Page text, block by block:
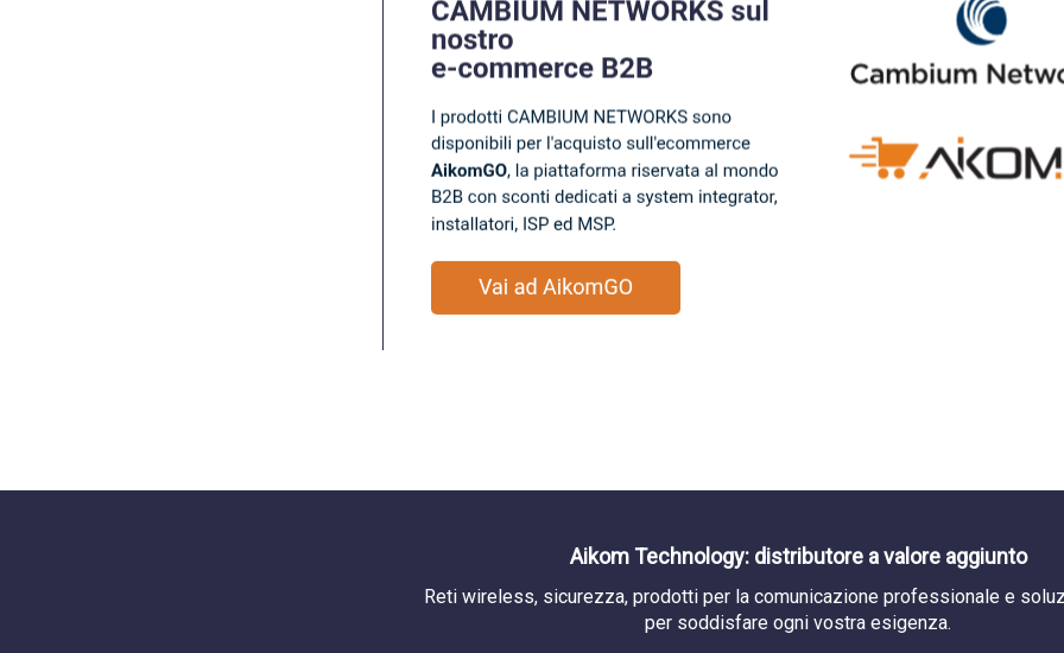
Aikom Technology: distributore a valore aggiunto
Reti wireless, sicurezza, prodotti per la comunicazione professionale e
per soddisfare ogni vostra esigenza.